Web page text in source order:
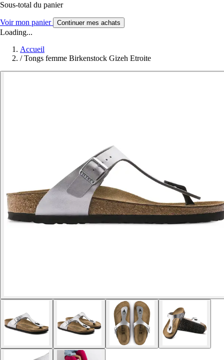
Sous-total du panier
Voir mon panier Continuer mes achats
Loading...
Accueil
/ Tongs femme Birkenstock Gizeh Etroite